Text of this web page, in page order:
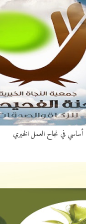
في نجاح العمل الخيري